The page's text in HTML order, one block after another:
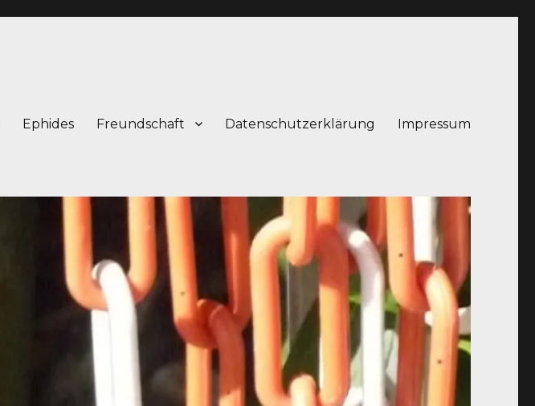
Ephides Freundschaft Datenschutzerklärung Impressum